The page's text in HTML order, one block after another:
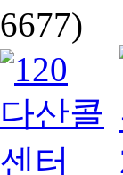
6677)